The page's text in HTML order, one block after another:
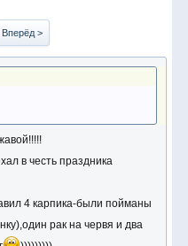
Вперёд >
в честь праздника
4 карпика-были пойманы
рак на червя и два